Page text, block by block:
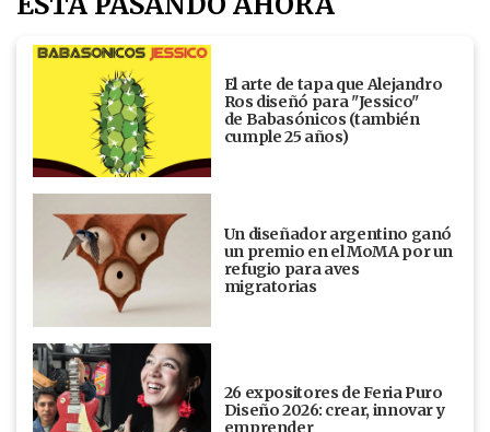
El arte de tapa que Alejandro
Ros diseñó para "Jessico"
de Babasónicos (también
cumple 25 años)
Un diseñador argentino ganó
un premio en el MoMA por un
refugio para aves
migratorias
26 expositores de Feria Puro
Diseño 2026: crear, innovar y
emprender